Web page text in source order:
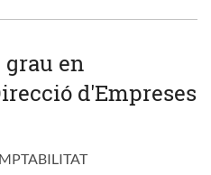
en
d'Empreses